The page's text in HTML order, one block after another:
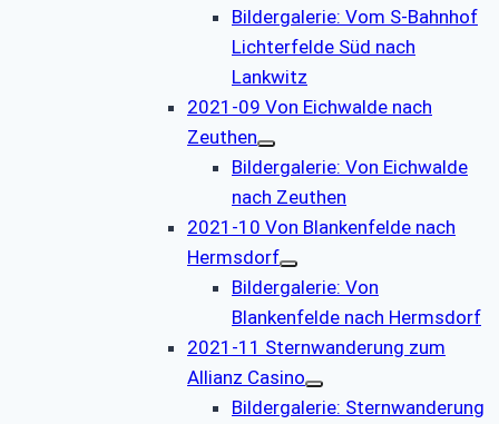
Bildergalerie: Vom S-Bahnhof
Lichterfelde Süd nach
Lankwitz
2021-09 Von Eichwalde nach
Zeuthen
Bildergalerie: Von Eichwalde
nach Zeuthen
2021-10 Von Blankenfelde nach
Hermsdorf
Bildergalerie: Von
Blankenfelde nach Hermsdorf
2021-11 Sternwanderung zum
Allianz Casino
Bildergalerie: Sternwanderung